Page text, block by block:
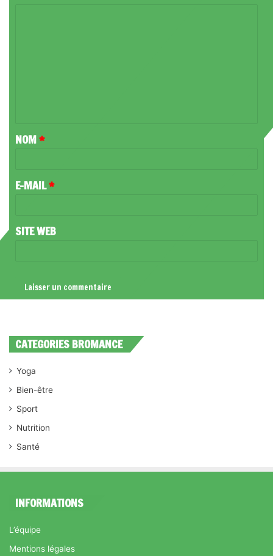
A
R
NOM*
E-MAIL*
SITE WEB
CATEGORIES BROMANCE
Yoga
Bien-être
Sport
Nutrition
Santé
INFORMATIONS
L’équipe
Mentions légales